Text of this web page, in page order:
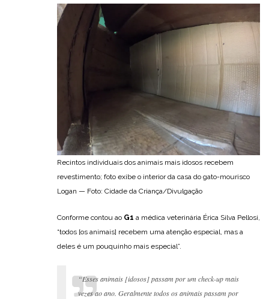
Recintos individuais dos animais mais idosos recebem
revestimento; foto exibe o interior da casa do gato-mourisco
Logan — Foto: Cidade da Criança/Divulgação
Conforme contou ao G1 a médica veterinária Érica Silva Pellosi,
“todos [os animais] recebem uma atenção especial, mas a
deles é um pouquinho mais especial”.
“Esses animais [idosos] passam por umcheck-upmais
vezes ao ano. Geralmente todos os animais passam por